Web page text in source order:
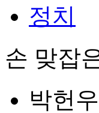
정치
손 맞잡
박헌